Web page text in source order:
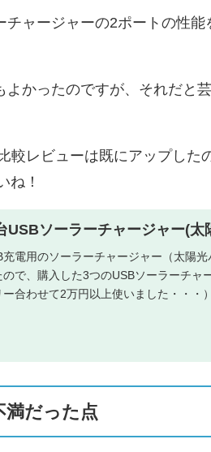
ャージャーの2ポートの性
よかったのですが、それだと
較レビューは既にアップした
ね！
USBソーラーチャージャー(太
充電用のソーラーチャージャー（太陽
ので、購入した3つのUSBソーラーチャ
ー合わせて2万円以上使いました・・・
満だった点